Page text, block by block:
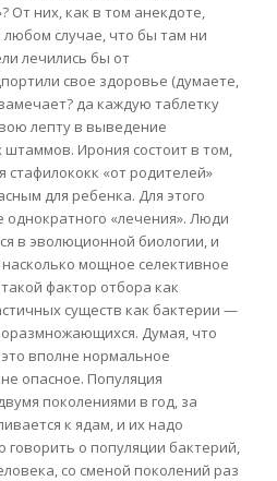
От них, как в том анекдоте,
случае, что бы там ни
лечились бы от
свое здоровье (думаете,
да каждую таблетку
лепту в выведение
Ирония состоит в том,
стафилококк «от родителей»
для ребенка. Для этого
«лечения». Люди
в эволюционной биологии, и
мощное селективное
фактор отбора как
существ как бактерии —
Думая, что
вполне нормальное
опасное. Популяция
поколениями в год, за
к ядам, и их надо
говорить о популяции бактерий,
со сменой поколений раз